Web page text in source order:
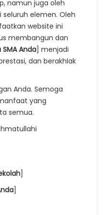
namun juga oleh
seluruh elemen. Oleh
website ini
membangun dan
Anda] menjadi
dan berakhlak
Anda. Semoga
yang
semua.
]
]